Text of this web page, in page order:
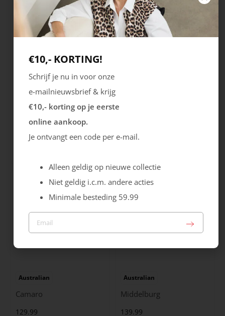
Ecco
City Stride Grants
Australian
Camaro
129.99
Australian
Middelburg
139.99
€10,- KORTING!
Schrijf je nu in voor onze
e-mailnieuwsbrief & krijg
€10,- korting op je eerste
online aankoop.
Je ontvangt een code per e-mail.
Alleen geldig op nieuwe collectie
Niet geldig i.c.m. andere acties
Minimale besteding 59.99